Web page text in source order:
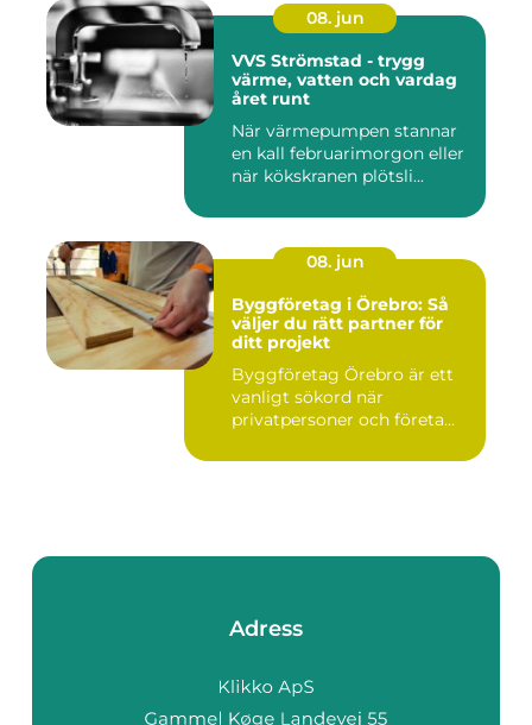
08. jun
VVS Strömstad - trygg
värme, vatten och vardag
året runt
När värmepumpen stannar
en kall februarimorgon eller
när kökskranen plötsli...
08. jun
Byggföretag i Örebro: Så
väljer du rätt partner för
ditt projekt
Byggföretag Örebro är ett
vanligt sökord när
privatpersoner och företa...
Adress